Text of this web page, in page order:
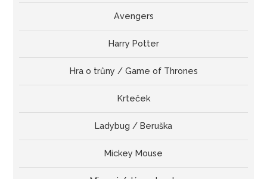
Avengers
Harry Potter
Hra o trůny / Game of Thrones
Krteček
Ladybug / Beruška
Mickey Mouse